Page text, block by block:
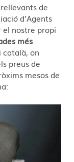
de
d’Agents
el nostre propi
més
on
preus de
mesos de